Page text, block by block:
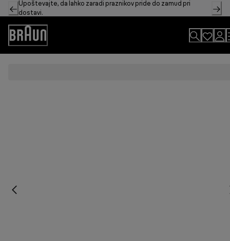
Skip
to
Content
Upoštevajte, da lahko zaradi praznikov pride do zamud pri
dostavi.
Accessibility
Statement